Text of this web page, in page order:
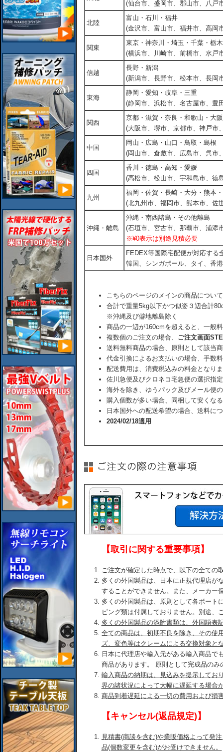
(仙台市、盛岡市、郡山市、八戸
北陸
富山・石川・福井
(金沢市、富山市、福井市、高岡
関東
東京・神奈川・埼玉・千葉・栃
(横浜市、川崎市、前橋市、水戸
信越
長野・新潟
(新潟市、長野市、松本市、長岡
東海
静岡・愛知・岐阜・三重
(静岡市、浜松市、名古屋市、豊
関西
京都・滋賀・奈良・和歌山・大
(大阪市、堺市、京都市、神戸市
中国
岡山・広島・山口・鳥取・島根
(岡山市、倉敷市、広島市、呉市
四国
香川・徳島・高知・愛媛
(高松市、松山市、宇和島市、徳
九州
福岡・佐賀・長崎・大分・熊本
(北九州市、福岡市、熊本市、佐
沖縄・離島
沖縄・南西諸島・その他離島
(石垣市、宮古市、那覇市、浦添
※¥0表示は別途見積必要
日本国外
FEDEX等国際宅配便が対応す
韓国、シンガポール、タイ、香
こちらのページのメインの商品につい
合計で重量5kg以下かつ似姿３辺合計
※沖縄及び僻地離島除く
商品の一辺が160cmを超えると、一般
複数個のご注文の場合、 ご注文画面
送料無料商品の場合、原則として該当
代金引換によるお支払いの場合、手数
配送費用は、消費税込みの料金となり
佐川急便及びクロネコ宅急便の選択指
海外を除き、ゆうパック及びメール便
購入個数が多い場合、同梱して安くな
日本国外への配送希望の場合、送料に
2024/02/18適用
【取引に関する重要事項】
ご注文が確定した時点で、以下の全ての
多くの外国製品は、日本に正規代理店が
することができません。また、メーカー
多くの外国製品は、原則として各ボート
ピング類は付属しておりません。別途、
多くの外国製品の添附書類は、外国語表
全ての商品は、初期不良を除き、その使
ズ、変色等はクレームによる交換対象と
日本に代理店や輸入元がある輸入商品で
商品があります。 原則として完成品のみ
輸入商品の納期は、見込みを提示してお
界の諸状況によって大幅に遅延する場合
商品到着遅延による一切の費用および損
【キャンセル(返品規定)】
見積書(商談を含む)や業販価格よって発
品(個数変更を含む)がお受けできません。